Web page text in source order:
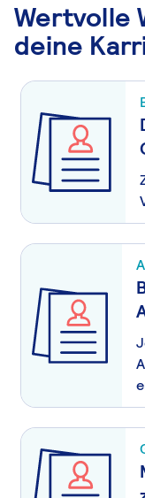
Wertvolle
deine